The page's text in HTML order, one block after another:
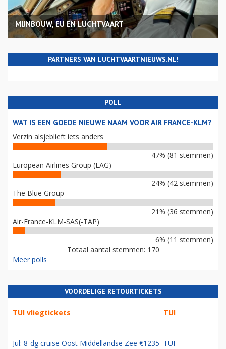
MIJNBOUW, EU EN LUCHTVAART
PARTNERS VAN LUCHTVAARTNIEUWS.NL!
POLL
WAT IS EEN GOEDE NIEUWE NAAM VOOR AIR FRANCE-KLM?
Verzin alsjeblieft iets anders
47% (81 stemmen)
European Airlines Group (EAG)
24% (42 stemmen)
The Blue Group
21% (36 stemmen)
Air-France-KLM-SAS(-TAP)
6% (11 stemmen)
Totaal aantal stemmen: 170
Meer polls
VOORDELIGE RETOURTICKETS
TUI vliegtickets TUI
Jul: 8-dg cruise Oost Middellandse Zee €1235 TUI